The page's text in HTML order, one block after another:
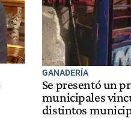
GANADERÍA
Se presentó un
municipales
distintos